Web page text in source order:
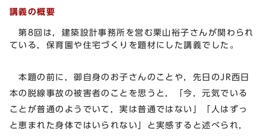
講義の概要
第8回は，建築設計事務所を営む栗山裕子さんが関わられ
ている，保育園や住宅づくりを題材にした講義でした。
本題の前に，御自身のお子さんのことや，先日のJR西日
本の脱線事故の被害者のことを思うと，「今，元気でいる
ことが普通のようでいて，実は普通ではない」「人はずっ
と恵まれた身体ではいられない」と実感すると述べられ，